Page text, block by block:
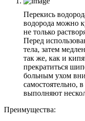
Перекись
водорода можно
не только
Перед
тела, затем
так же, как и
прекратиться
больным ухом
самостоятельно,
выполняют
Преимущества: